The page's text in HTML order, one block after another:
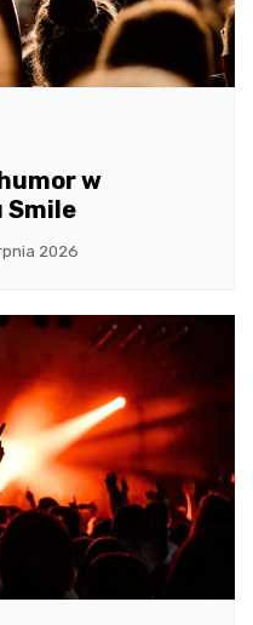
w
Smile
2026